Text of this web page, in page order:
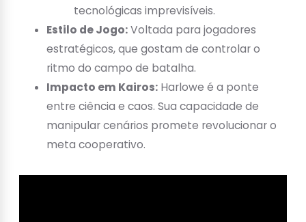
tecnológicas imprevisíveis.
Estilo de Jogo:Voltada para jogadores
estratégicos, que gostam de controlar o
ritmo do campo de batalha.
Impacto em Kairos: Harlowe é a ponte
entre ciência e caos. Sua capacidade de
manipular cenários promete revolucionar o
meta cooperativo.